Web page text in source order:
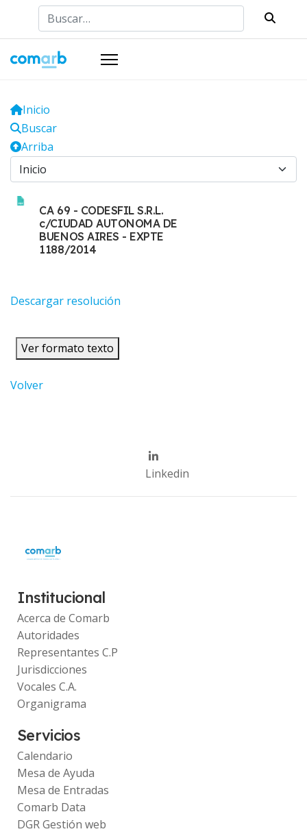
Buscar
Inicio
Buscar
Arriba
CA 69 - CODESFIL S.R.L.
c/CIUDAD AUTONOMA DE
BUENOS AIRES - EXPTE
1188/2014
Descargar resolución
Ver formato texto
Volver
Linkedin
Institucional
Acerca de Comarb
Autoridades
Representantes C.P
Jurisdicciones
Vocales C.A.
Organigrama
Servicios
Calendario
Mesa de Ayuda
Mesa de Entradas
Comarb Data
DGR Gestión web